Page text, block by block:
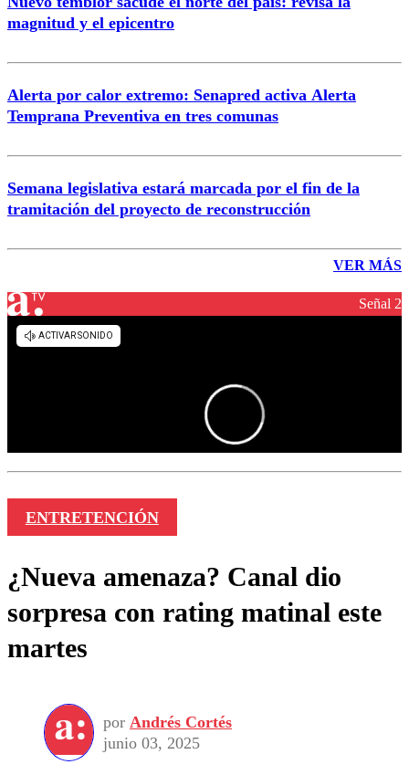
magnitud y el epicentro
Alerta por calor extremo: Senapred activa Alerta
Temprana Preventiva en tres comunas
Semana legislativa estará marcada por el fin de la
tramitación del proyecto de reconstrucción
VER MÁS
Señal 2
ENTRETENCIÓN
¿Nueva amenaza? Canal dio
sorpresa con rating matinal este
martes
por Andrés Cortés
junio 03, 2025